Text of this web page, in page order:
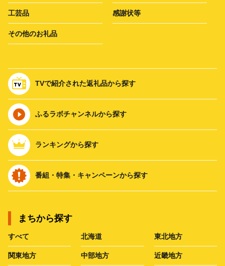
工芸品 感謝状等
その他のお礼品
TVで紹介された返礼品から探す
ふるラボチャンネルから探す
ランキングから探す
番組・特集・キャンペーンから探す
まちから探す
すべて 北海道 東北地方
関東地方 中部地方 近畿地方